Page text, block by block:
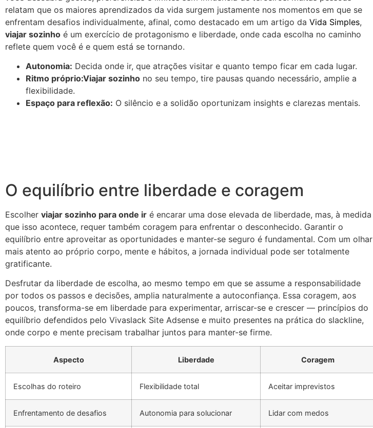
relatam que os maiores aprendizados da vida surgem justamente nos momentos em que se
enfrentam desafios individualmente, afinal, como destacado em um artigo da Vida Simples,
viajar sozinho é um exercício de protagonismo e liberdade, onde cada escolha no caminho
reflete quem você é e quem está se tornando.
Autonomia: Decida onde ir, que atrações visitar e quanto tempo ficar em cada lugar.
Ritmo próprio:Viajar sozinho no seu tempo, tire pausas quando necessário, amplie a
flexibilidade.
Espaço para reflexão: O silêncio e a solidão oportunizam insights e clarezas mentais.
O equilíbrio entre liberdade e coragem
Escolher viajar sozinho para onde ir é encarar uma dose elevada de liberdade, mas, à medida
que isso acontece, requer também coragem para enfrentar o desconhecido. Garantir o
equilíbrio entre aproveitar as oportunidades e manter-se seguro é fundamental. Com um olhar
mais atento ao próprio corpo, mente e hábitos, a jornada individual pode ser totalmente
gratificante.
Desfrutar da liberdade de escolha, ao mesmo tempo em que se assume a responsabilidade
por todos os passos e decisões, amplia naturalmente a autoconfiança. Essa coragem, aos
poucos, transforma-se em liberdade para experimentar, arriscar-se e crescer — princípios do
equilíbrio defendidos pelo Vivaslack Site Adsense e muito presentes na prática do slackline,
onde corpo e mente precisam trabalhar juntos para manter-se firme.
Aspecto Liberdade Coragem
Escolhas do roteiro Flexibilidade total Aceitar imprevistos
Enfrentamento de desafios Autonomia para solucionar Lidar com medos